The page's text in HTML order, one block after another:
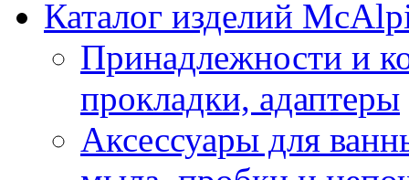
Каталог изделий
Принадлежности и
прокладки, адаптеры
Аксессуары для